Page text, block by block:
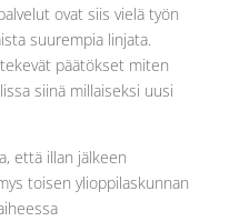
ovat siis vielä työn
suurempia linjata.
päätökset miten
siinä millaiseksi uusi
että illan jälkeen
toisen ylioppilaskunnan